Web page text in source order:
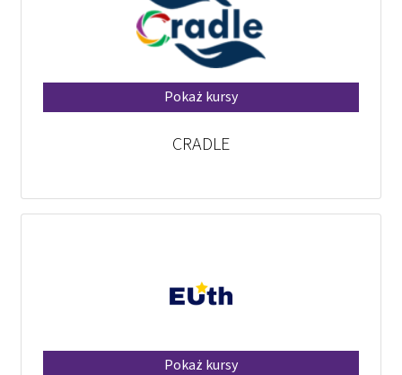
Pokaż kursy
CRADLE
Pokaż kursy